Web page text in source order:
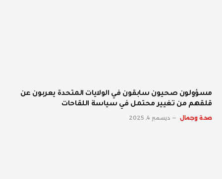
مسؤولون صحيون سابقون في الولايات المتحدة يعربون عن
قلقهم من تغيير محتمل في سياسة اللقاحات
صحة وجمال ديسمبر 4, 2025